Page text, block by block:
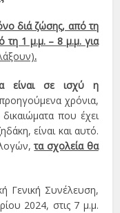
διά ζώσης, από τη
τη 1 μ.μ. – 8 μ.μ. για
.
είναι σε ισχύ η
χρόνια,
που έχει
είναι και αυτό.
τα σχολεία θα
Γενική Συνέλευση,
2024, στις 7 μ.μ.